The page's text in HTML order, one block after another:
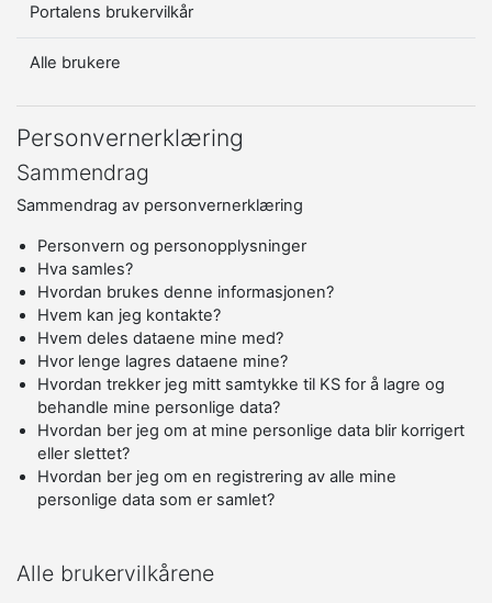
Portalens brukervilkår
Alle brukere
Personvernerklæring
Sammendrag
Sammendrag av personvernerklæring
Personvern og personopplysninger
Hva samles?
Hvordan brukes denne informasjonen?
Hvem kan jeg kontakte?
Hvem deles dataene mine med?
Hvor lenge lagres dataene mine?
Hvordan trekker jeg mitt samtykke til KS for å lagre og
behandle mine personlige data?
Hvordan ber jeg om at mine personlige data blir korrigert
eller slettet?
Hvordan ber jeg om en registrering av alle mine
personlige data som er samlet?
Alle brukervilkårene